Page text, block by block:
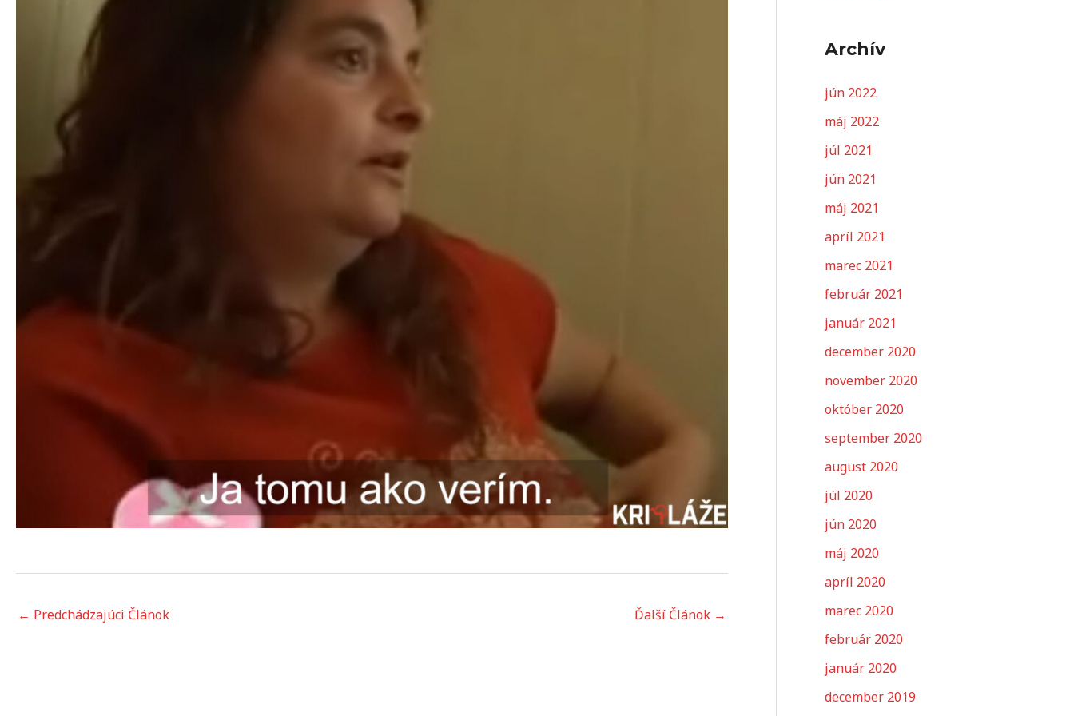
← Predchádzajúci Článok Ďalší Článok →
Archív
jún 2022
máj 2022
júl 2021
jún 2021
máj 2021
apríl 2021
marec 2021
február 2021
január 2021
december 2020
november 2020
október 2020
september 2020
august 2020
júl 2020
jún 2020
máj 2020
apríl 2020
marec 2020
február 2020
január 2020
december 2019